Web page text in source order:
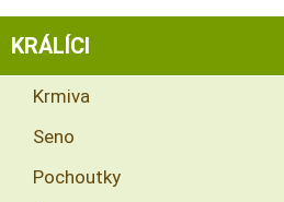
KRÁLÍCI
Krmiva
Seno
Pochoutky